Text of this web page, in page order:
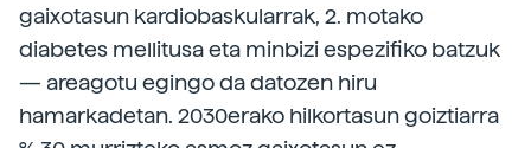
gaixotasun kardiobaskularrak, 2. motako
diabetes mellitusa eta minbizi espezifiko batzuk
— areagotu egingo da datozen hiru
hamarkadetan. 2030erako hilkortasun goiztiarra